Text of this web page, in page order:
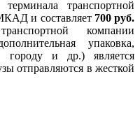
транспортной
и составляет 700 руб.
компании
упаковка,
городу и др.) является
отправляются в жесткой